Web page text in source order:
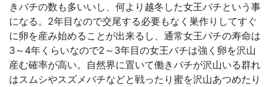
きバチの数も多いいし、何より越冬した女王バチという事
になる。2年目なので交尾する必要もなく巣作りしてすぐ
に卵を産み始めることが出来るし、通常女王バチの寿命は
3～4年くらいなので2～3年目の女王バチは強く卵を沢山
産む確率が高い。自然界に置いて働きバチが沢山いる群れ
はスムシやスズメバチなどと戦ったり蜜を沢山あつめたり